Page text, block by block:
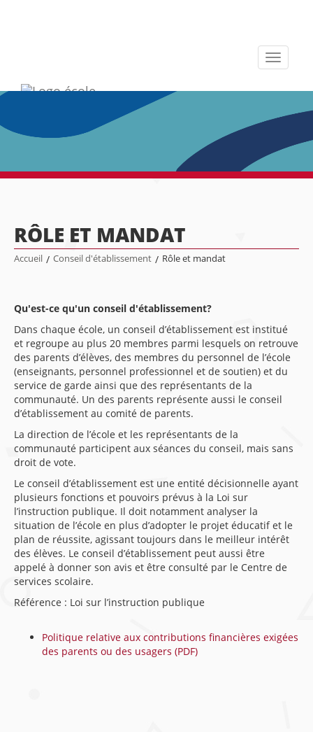
Toggle
RÔLE ET MANDAT
Accueil / Conseil d'établissement / Rôle et mandat
Qu'est-ce qu'un conseil d'établissement?
Dans chaque école, un conseil d’établissement est institué
et regroupe au plus 20 membres parmi lesquels on retrouve
des parents d’élèves, des membres du personnel de l’école
(enseignants, personnel professionnel et de soutien) et du
service de garde ainsi que des représentants de la
communauté. Un des parents représente aussi le conseil
d’établissement au comité de parents.
La direction de l’école et les représentants de la
communauté participent aux séances du conseil, mais sans
droit de vote.
Le conseil d’établissement est une entité décisionnelle ayant
plusieurs fonctions et pouvoirs prévus à la Loi sur
l’instruction publique. Il doit notamment analyser la
situation de l’école en plus d’adopter le projet éducatif et le
plan de réussite, agissant toujours dans le meilleur intérêt
des élèves. Le conseil d’établissement peut aussi être
appelé à donner son avis et être consulté par le Centre de
services scolaire.
Référence : Loi sur l’instruction publique
Politique relative aux contributions financières exigées
des parents ou des usagers (PDF)